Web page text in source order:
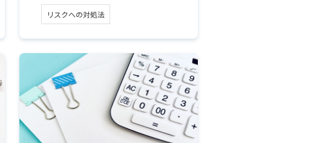
リスクへの対処法